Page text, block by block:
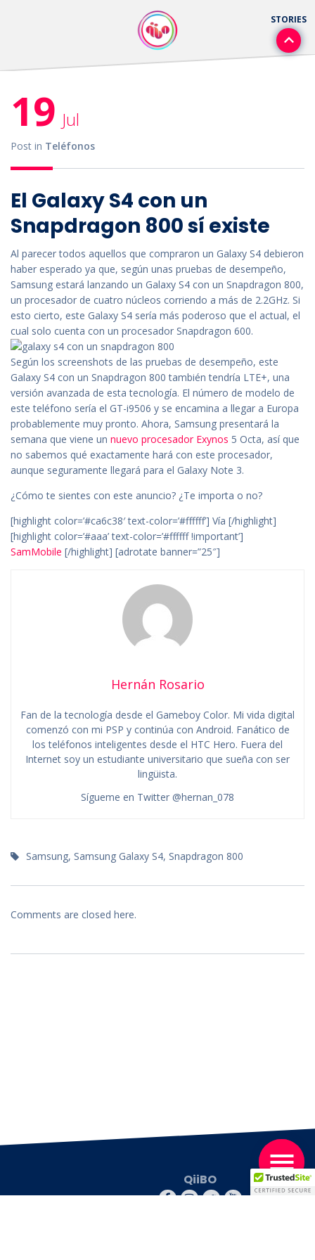
19 Jul
Post in Teléfonos
El Galaxy S4 con un
Snapdragon 800 sí existe
Al parecer todos aquellos que compraron un Galaxy S4 debieron
haber esperado ya que, según unas pruebas de desempeño,
Samsung estará lanzando un Galaxy S4 con un Snapdragon 800,
un procesador de cuatro núcleos corriendo a más de 2.2GHz. Si
esto cierto, este Galaxy S4 sería más poderoso que el actual, el
cual solo cuenta con un procesador Snapdragon 600.
Según los screenshots de las pruebas de desempeño, este
Galaxy S4 con un Snapdragon 800 también tendría LTE+, una
versión avanzada de esta tecnología. El número de modelo de
este teléfono sería el GT-i9506 y se encamina a llegar a Europa
probablemente muy pronto. Ahora, Samsung presentará la
semana que viene un nuevo procesador Exynos 5 Octa, así que
no sabemos qué exactamente hará con este procesador,
aunque seguramente llegará para el Galaxy Note 3.
¿Cómo te sientes con este anuncio? ¿Te importa o no?
[highlight color=’#ca6c38′ text-color=’#ffffff’] Vía [/highlight]
[highlight color=’#aaa’ text-color=’#ffffff !important’]
SamMobile [/highlight] [adrotate banner=”25″]
Hernán Rosario
Fan de la tecnología desde el Gameboy Color. Mi vida digital
comenzó con mi PSP y continúa con Android. Fanático de
los teléfonos inteligentes desde el HTC Hero. Fuera del
Internet soy un estudiante universitario que sueña con ser
lingüista.
Sígueme en Twitter @hernan_078
Samsung, Samsung Galaxy S4, Snapdragon 800
Comments are closed here.
QiiBO